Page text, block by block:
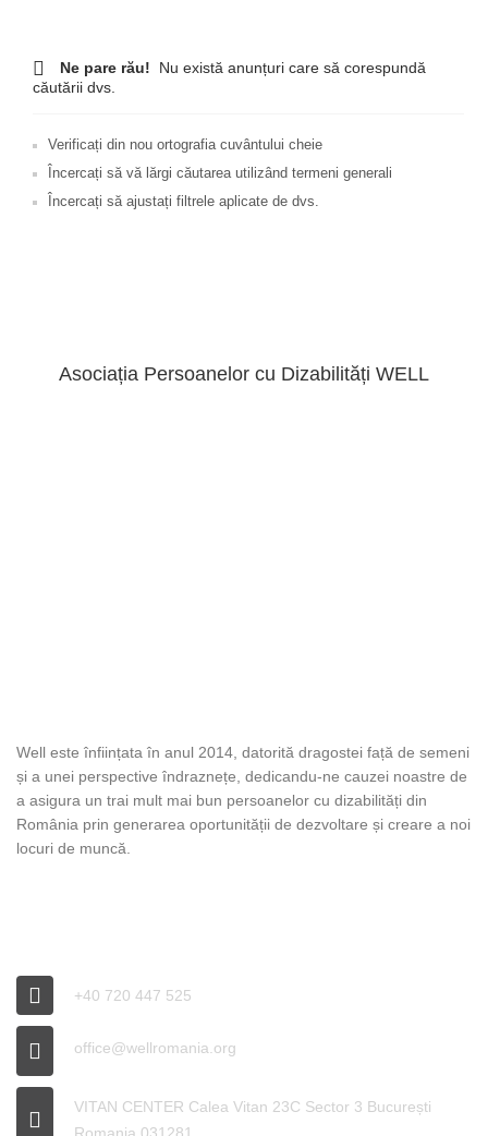
Ne pare rău! Nu există anunțuri care să corespundă
căutării dvs.
Verificați din nou ortografia cuvântului cheie
Încercați să vă lărgi căutarea utilizând termeni generali
Încercați să ajustați filtrele aplicate de dvs.
Asociația Persoanelor cu Dizabilități WELL
Well este înființata în anul 2014, datorită dragostei față de semeni
și a unei perspective îndraznețe, dedicandu-ne cauzei noastre de
a asigura un trai mult mai bun persoanelor cu dizabilități din
România prin generarea oportunității de dezvoltare și creare a noi
locuri de muncă.
+40 720 447 525
office@wellromania.org
VITAN CENTER Calea Vitan 23C Sector 3 București